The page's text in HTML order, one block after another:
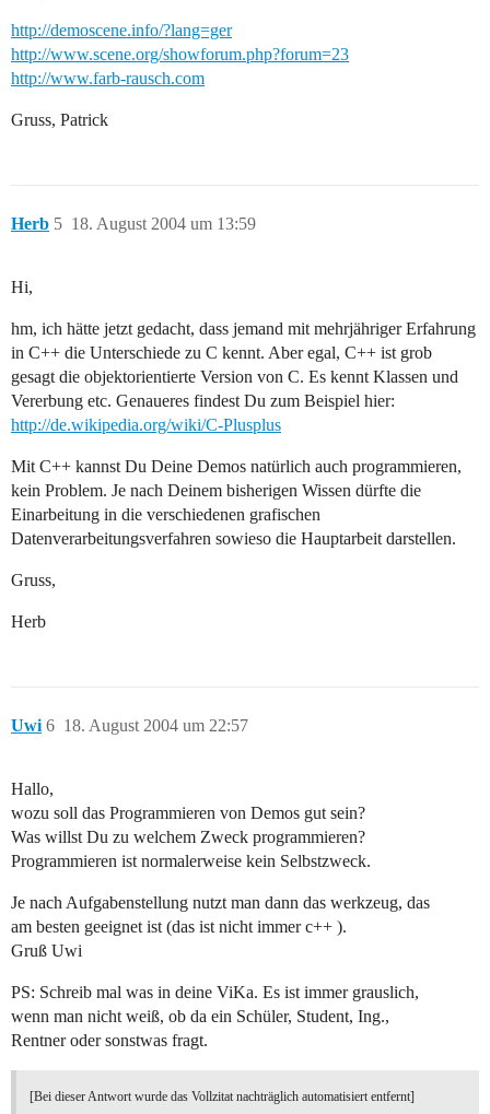
http://demoscene.info/?lang=ger
http://www.scene.org/showforum.php?forum=23
http://www.farb-rausch.com
Gruss, Patrick
Herb 18. August 2004 um 13:59
5
Hi,
hm, ich hätte jetzt gedacht, dass jemand mit mehrjähriger Erfahrung
in C++ die Unterschiede zu C kennt. Aber egal, C++ ist grob
gesagt die objektorientierte Version von C. Es kennt Klassen und
Vererbung etc. Genaueres findest Du zum Beispiel hier:
http://de.wikipedia.org/wiki/C-Plusplus
Mit C++ kannst Du Deine Demos natürlich auch programmieren,
kein Problem. Je nach Deinem bisherigen Wissen dürfte die
Einarbeitung in die verschiedenen grafischen
Datenverarbeitungsverfahren sowieso die Hauptarbeit darstellen.
Gruss,
Herb
Uwi 18. August 2004 um 22:57
6
Hallo,
wozu soll das Programmieren von Demos gut sein?
Was willst Du zu welchem Zweck programmieren?
Programmieren ist normalerweise kein Selbstzweck.
Je nach Aufgabenstellung nutzt man dann das werkzeug, das
am besten geeignet ist (das ist nicht immer c++ ).
Gruß Uwi
PS: Schreib mal was in deine ViKa. Es ist immer grauslich,
wenn man nicht weiß, ob da ein Schüler, Student, Ing.,
Rentner oder sonstwas fragt.
[Bei dieser Antwort wurde das Vollzitat nachträglich automatisiert entfernt]